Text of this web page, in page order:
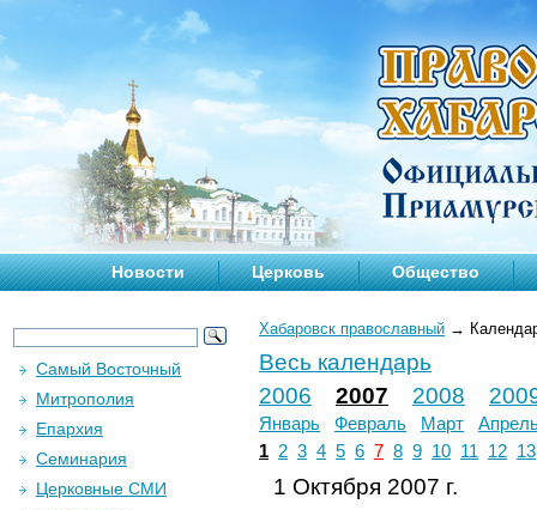
Новости Церковь Общество
Хабаровск православный →
Весь календарь
2006
2007 2008
Январь Февраль Март
1 2 3 4 5 6 7 8 9 10 11 12 13
1 Октября 2007 г.
Самый Восточный
Митрополия
Епархия
Семинария
Церковные СМИ